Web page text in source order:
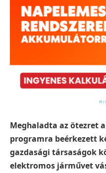
Meghaladta az ötezret
programra beérkezett
gazdasági társaságok
elektromos járművet